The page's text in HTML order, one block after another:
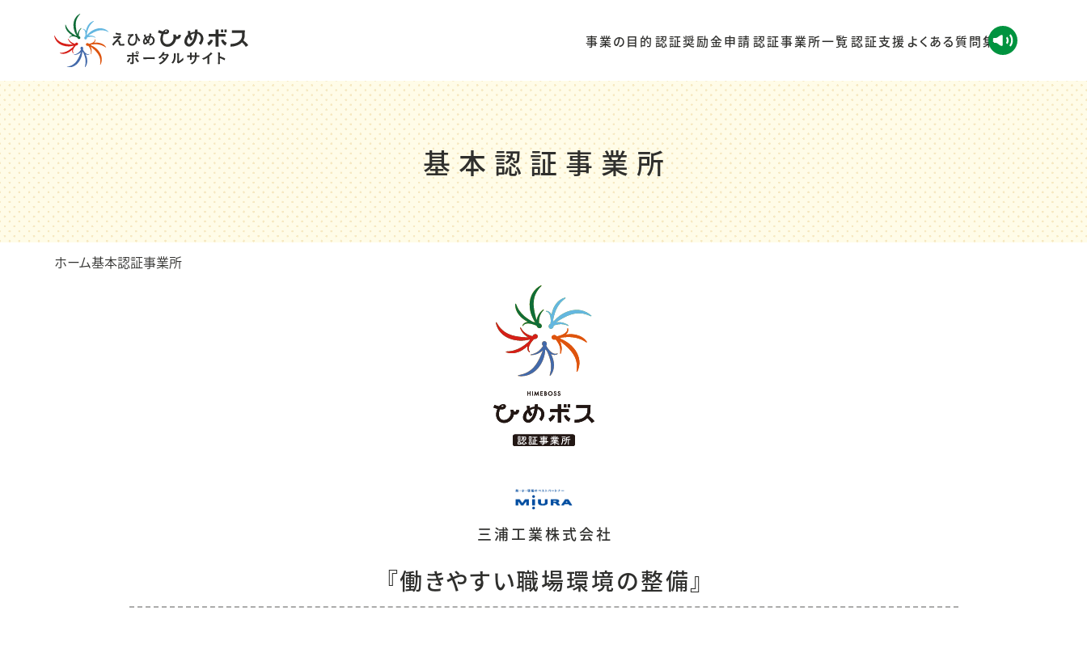
事業の目的 認証奨励金申請認証事業所一覧認証支援よくある質問集
基本認証事業所
ホーム基本認証事業所
三浦工業株式会社
『働きやすい職場環境の整備』